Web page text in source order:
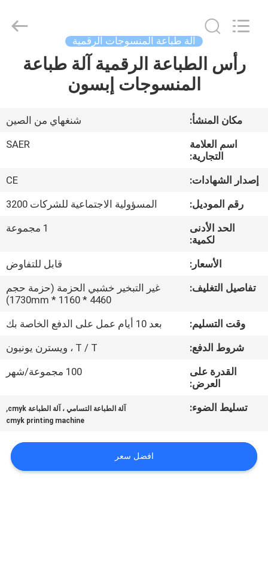
منزل
أشرطة
حول
في
المعمل
ضبط
الجودة
أخبار
Supplier
Reserved.
آلة طباعة المنسوجات الرقمية
رأس الطباعة الرقمية آلة طباعة
المنسوجات إبسون
مكان المنشأ:
شنغهاي من الصين
اسم العلامة
التجارية:
SAER
إصدار الشهادات:
CE
رقم الموديل:
المسؤولية الاجتماعية للشركات 3200
الحد الأدنى
لكمية:
1 مجموعة
الأسعار:
قابل للتفاوض
تفاصيل التغليف:
غير التبخير خشبي الحزمة (حزمة حجم
4460 * 1160 * 1730mm)
وقت التسليم:
بعد 10 أيام عمل على الدفع الخاصة بك
شروط الدفع:
T / T ، ويسترن يونيون
القدرة على
العرض:
100 مجموعة/شهر
تسليط الضوء: آلة الطباعة التسامي ، آلة الطباعة cmyk ,
cmyk printing machine
افضل سعر